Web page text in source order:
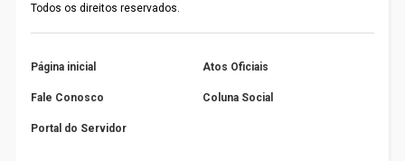
Todos os direitos reservados.
Página inicial Atos Oficiais
Fale Conosco Coluna Social
Portal do Servidor